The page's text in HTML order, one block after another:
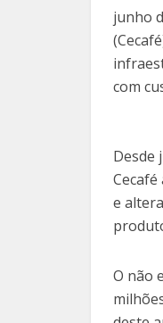
junho
com
Desde
e
O não